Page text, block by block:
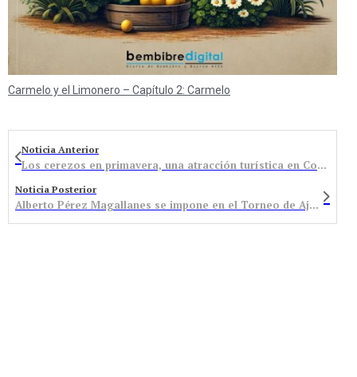
Carmelo y el Limonero – Capítulo 2: Carmelo
Noticia Anterior
Los cerezos en primavera, una atracción turística en Corullón
Noticia Posterior
Alberto Pérez Magallanes se impone en el Torneo de Ajedrez de Bembibre